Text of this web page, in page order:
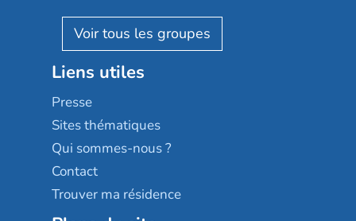
Reseda
Stella management
Les villages d'or
Sérénys
Résidences services Villa Médicis
Résidalya
Groupe aplus
AGE D'OR Services
Liens utiles
Presse
Sites thématiques
Qui sommes-nous ?
Contact
Trouver ma résidence